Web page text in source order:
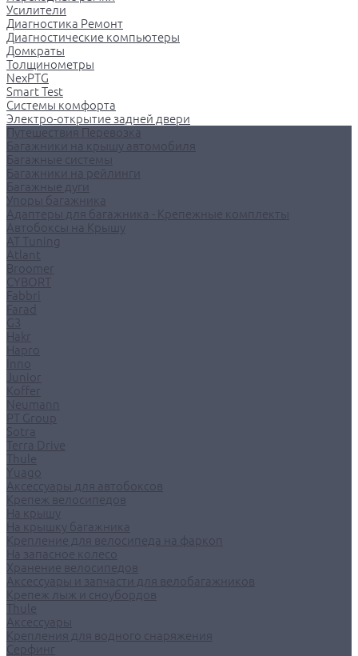
Усилители
Диагностика Ремонт
Диагностические компьютеры
Домкраты
Толщинометры
NexPTG
Smart Test
Системы комфорта
Электро-открытие задней двери
Путешествия Перевозка
Багажники на крышу автомобиля
Багажные системы
Багажники на рейлинги
Багажные дуги
Упоры багажника
Адаптеры для багажника - Крепежные комплекты
Автобоксы на Крышу
AT Tuning
Atlant
Broomer
CYBORT
Fabbri
Farad
G3
Hakr
Hapro
Inno
Junior
Koffer
Neumann
PT Group
Sotra
Terra Drive
Thule
Yuago
Аксессуары для автобоксов
Крепеж велосипедов
На крышу
На крышку багажника
Крепление для велосипеда на фаркоп
На запасное колесо
Хранение велосипедов
Аксессуары и запчасти для велобагажников
Крепеж лыж и сноубордов
Thule
Аксессуары
Крепления для водного снаряжения
Серфинг